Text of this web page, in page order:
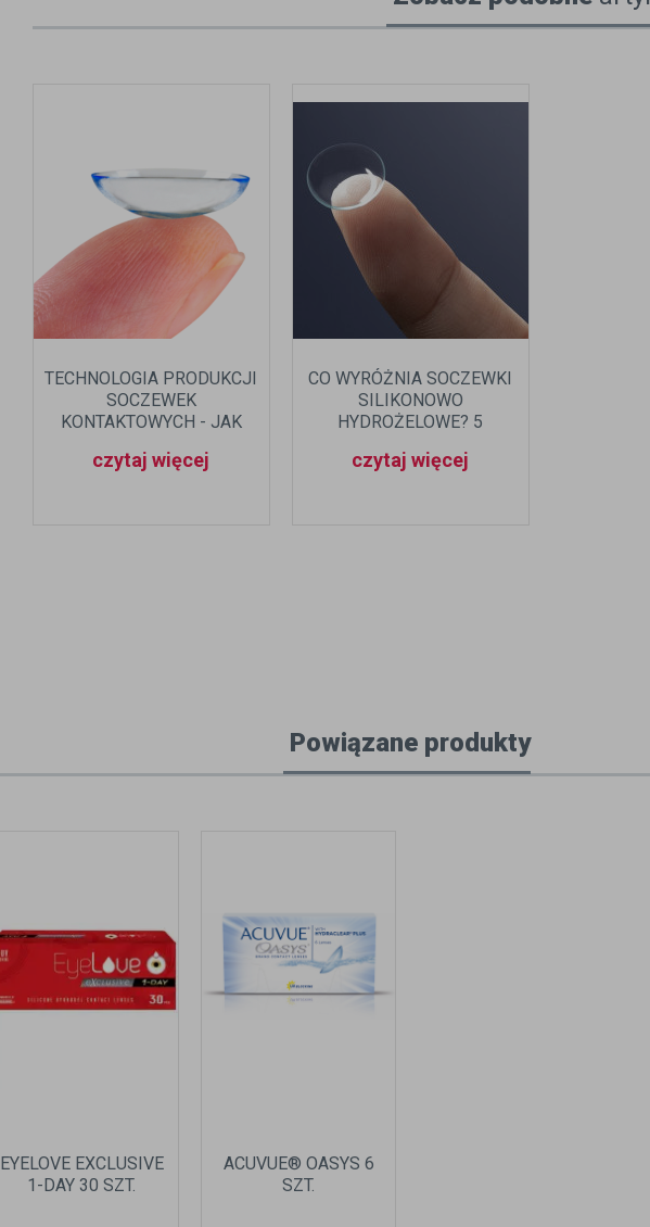
TECHNOLOGIA PRODUKCJI
SOCZEWEK
KONTAKTOWYCH - JAK
PRZESTRZENI LAT?
czytaj więcej
CO WYRÓŻNIA SOCZEWKI
SILIKONOWO
HYDROŻELOWE? 5
czytaj więcej
Powiązane produkty
EYELOVE EXCLUSIVE
1-DAY 30 SZT.
ACUVUE® OASYS 6
SZT.